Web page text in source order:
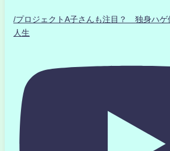
/プロジェクトA子さんも注目？ 独身ハゲ
人生